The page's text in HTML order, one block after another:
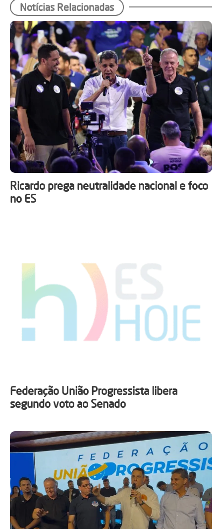
Notícias Relacionadas
Ricardo prega neutralidade nacional e foco
no ES
Federação União Progressista libera
segundo voto ao Senado